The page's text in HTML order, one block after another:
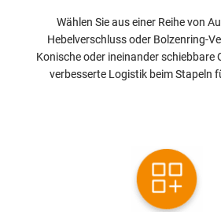
Wählen Sie aus einer Reihe von
Hebelverschluss oder Bolzenring-
Konische oder ineinander schiebbare
verbesserte Logistik beim Stapeln